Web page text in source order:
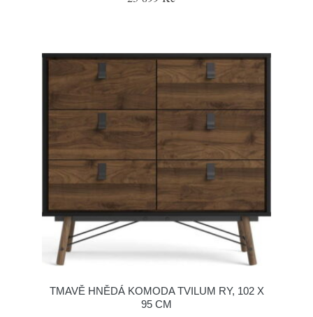
TMAVĚ HNĚDÁ KOMODA TVILUM RY, 102 X
95 CM